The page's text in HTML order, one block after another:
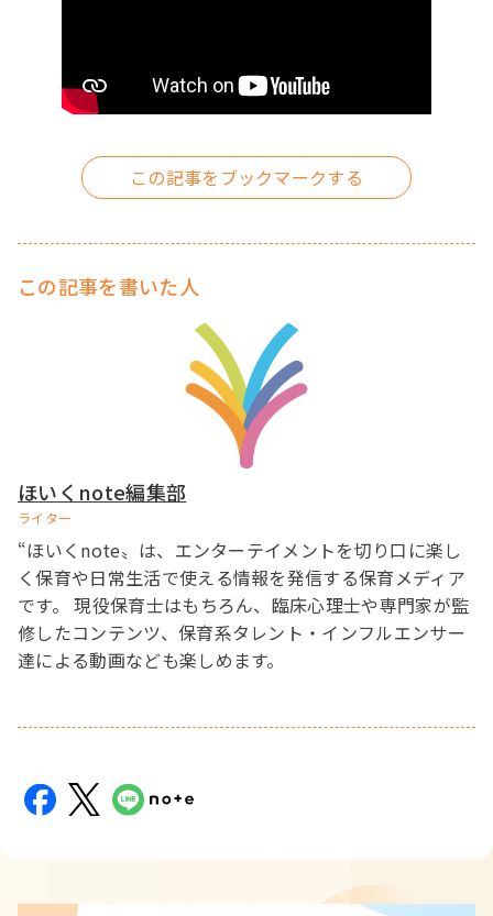
この記事を書いた人
ほいくnote編集部
ライター
“ほいくnote〟は、エンターテイメントを切り口に楽し
く保育や日常生活で使える情報を発信する保育メディア
です。 現役保育士はもちろん、臨床心理士や専門家が監
修したコンテンツ、保育系タレント・インフルエンサー
達による動画なども楽しめます。